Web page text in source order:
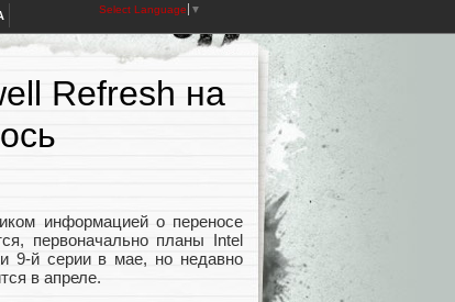
Select Language ▼
Refresh на
информацией о переносе
первоначально планы Intel
9-й серии в мае, но недавно
в апреле.